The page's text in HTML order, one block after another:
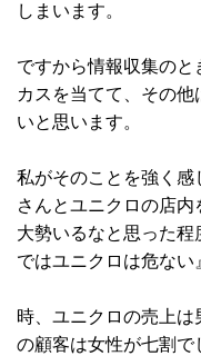
しまいます。
ですから情報収集の
カスを当てて、その
いと思います。
私がそのことを強く感
さんとユニクロの店
大勢いるなと思った程
ではユニクロは危ない
時、ユニクロの売上
の顧客は女性が七割で